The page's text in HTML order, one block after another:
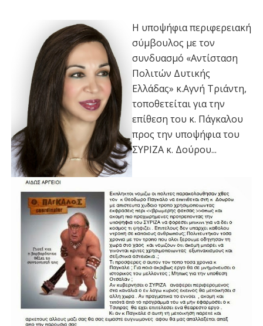
Η υποψήφια περιφερειακή
σύμβουλος με τον
συνδυασμό «Αντίσταση
Πολιτών Δυτικής
Ελλάδας» κ.Αγνή Τριάντη,
τοποθετείται για την
επίθεση του κ. Πάγκαλου
προς την υποψήφια του
ΣΥΡΙΖΑ κ. Δούρου...